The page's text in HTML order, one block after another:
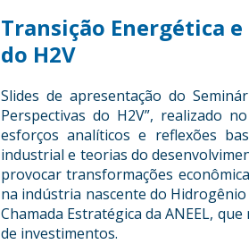
Transição Energética
do H2V
Slides de apresentação do
Perspectivas do H2V”, realizado
esforços analíticos e reflexões
industrial e teorias do
provocar transformações
na indústria nascente do
Chamada Estratégica da ANEEL,
de investimentos.